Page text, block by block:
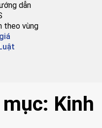
dẫn
theo vùng
Kinh